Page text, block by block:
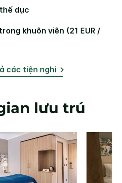
thể dục
các tiện nghi
lưu trú